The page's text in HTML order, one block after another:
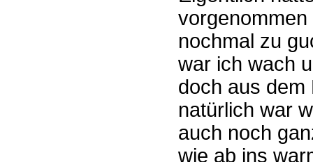
nochmal zu
war ich wach
doch aus dem
natürlich war
auch noch
wie ab ins